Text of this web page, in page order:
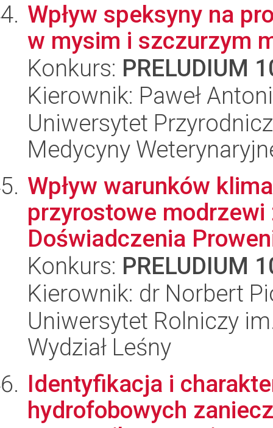
Wpływ speksyny na
w mysim i szczurzym
Konkurs: PRELUDIUM
Kierownik: Paweł
Uniwersytet
Medycyny
Wpływ warunków
przyrostowe
Doświadczenia
Konkurs: PRELUDIUM
Kierownik: dr Norbert
Uniwersytet Rolniczy
Wydział Leśny
Identyfikacja i
hydrofobowych